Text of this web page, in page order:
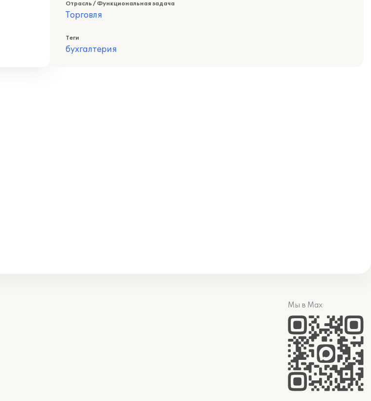
Отрасль / Функциональная задача
Торговля
Теги
бухгалтерия
Мы в Max